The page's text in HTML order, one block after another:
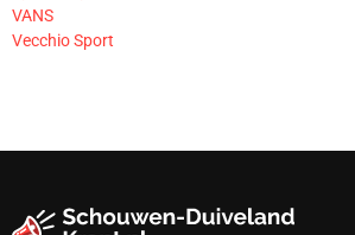
VANS
Vecchio Sport